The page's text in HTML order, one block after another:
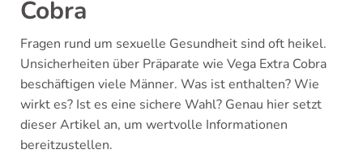
Cobra
Fragen rund um sexuelle Gesundheit sind oft heikel.
Unsicherheiten über Präparate wie Vega Extra Cobra
beschäftigen viele Männer. Was ist enthalten? Wie
wirkt es? Ist es eine sichere Wahl? Genau hier setzt
dieser Artikel an, um wertvolle Informationen
bereitzustellen.